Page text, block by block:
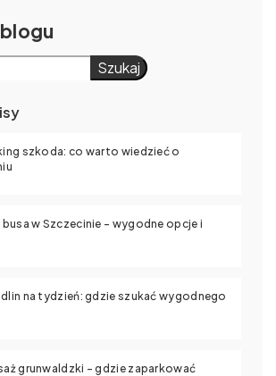
Szukaj
szkoda: co warto wiedzieć o
busa w Szczecinie – wygodne opcje i
na tydzień: gdzie szukać wygodnego
grunwaldzki – gdzie zaparkować